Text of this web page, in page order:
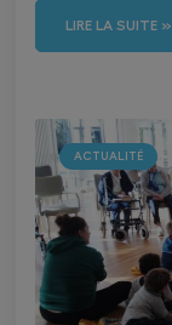
LIRE LA SUITE »
ACTUALITÉ